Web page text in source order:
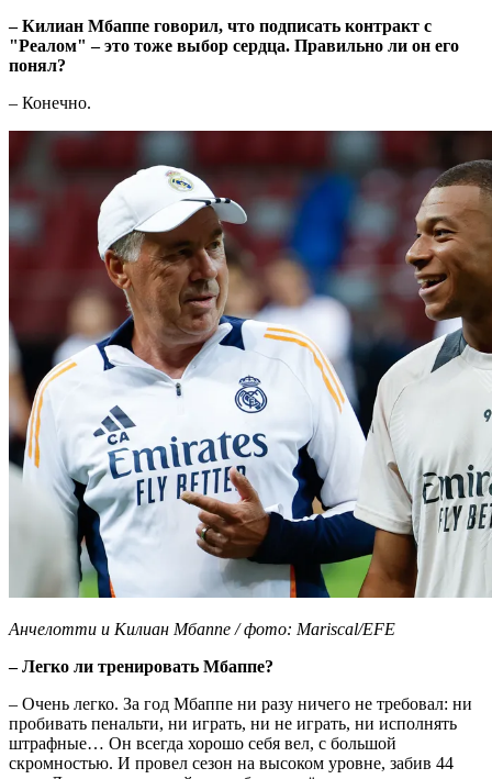
– Килиан Мбаппе говорил, что подписать контракт с
"Реалом" – это тоже выбор сердца. Правильно ли он его
понял?
– Конечно.
Анчелотти и Килиан Мбаппе / фото: Mariscal/EFE
– Легко ли тренировать Мбаппе?
– Очень легко. За год Мбаппе ни разу ничего не требовал: ни
пробивать пенальти, ни играть, ни не играть, ни исполнять
штрафные… Он всегда хорошо себя вел, с большой
скромностью. И провел сезон на высоком уровне, забив 44